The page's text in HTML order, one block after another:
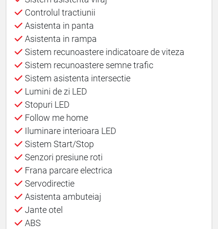
Controlul tractiunii
Asistenta in panta
Asistenta in rampa
Sistem recunoastere indicatoare de viteza
Sistem recunoastere semne trafic
Sistem asistenta intersectie
Lumini de zi LED
Stopuri LED
Follow me home
Iluminare interioara LED
Sistem Start/Stop
Senzori presiune roti
Frana parcare electrica
Servodirectie
Asistenta ambuteiaj
Jante otel
ABS